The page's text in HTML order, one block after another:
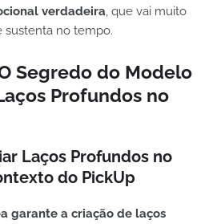
verdadeira , que vai muito
sustenta no tempo.
Segredo do Modelo
Profundos no
Laços Profundos no
do PickUp
garante a criação de laços